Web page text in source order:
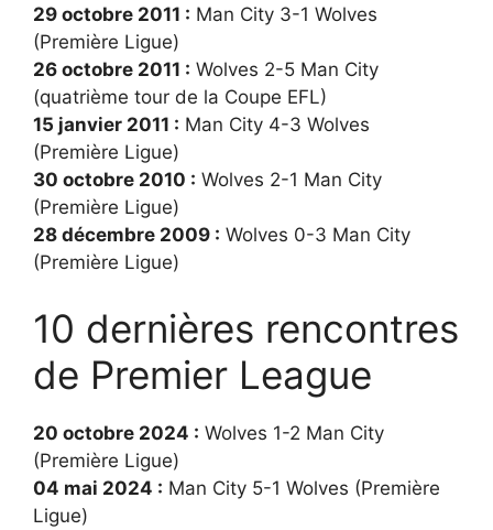
29 octobre 2011 : Man City 3-1 Wolves
(Première Ligue)
26 octobre 2011 : Wolves 2-5 Man City
(quatrième tour de la Coupe EFL)
15 janvier 2011 : Man City 4-3 Wolves
(Première Ligue)
30 octobre 2010 : Wolves 2-1 Man City
(Première Ligue)
28 décembre 2009 : Wolves 0-3 Man City
(Première Ligue)
10 dernières rencontres
de Premier League
20 octobre 2024 : Wolves 1-2 Man City
(Première Ligue)
04 mai 2024 : Man City 5-1 Wolves (Première
Ligue)